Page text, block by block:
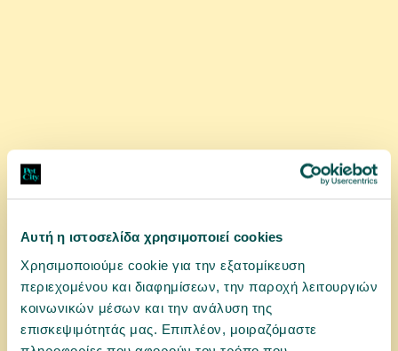
Αυτή η ιστοσελίδα χρησιμοποιεί cookies
Χρησιμοποιούμε cookie για την εξατομίκευση
περιεχομένου και διαφημίσεων, την παροχή λειτουργιών
κοινωνικών μέσων και την ανάλυση της
επισκεψιμότητάς μας. Επιπλέον, μοιραζόμαστε
0031692
Royal Canin Ageing 11+ σε Σάλτσα 85gr